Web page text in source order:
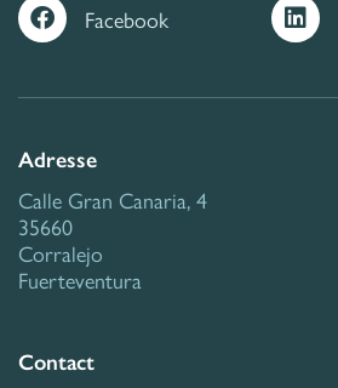
Facebook
Adresse
Calle Gran Canaria, 4
35660
Corralejo
Fuerteventura
Contact